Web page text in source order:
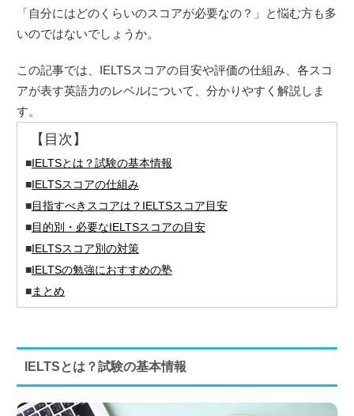
「自分にはどのくらいのスコアが必要なの？」と悩む方も多
いのではないでしょうか。
この記事では、IELTSスコアの目安や評価の仕組み、各スコ
アが表す英語力のレベルについて、分かりやすく解説しま
す。
【目次】
■IELTSとは？試験の基本情報
■IELTSスコアの仕組み
■目指すべきスコアは？IELTSスコア目安
■目的別・必要なIELTSスコアの目安
■IELTSスコア別の対策
■IELTSの勉強におすすめの塾
■まとめ
IELTSとは？試験の基本情報